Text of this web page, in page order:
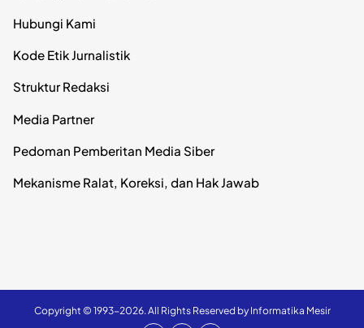
Hubungi Kami
Kode Etik Jurnalistik
Struktur Redaksi
Media Partner
Pedoman Pemberitan Media Siber
Mekanisme Ralat, Koreksi, dan Hak Jawab
Copyright © 1993-2026. All Rights Reserved by Informatika Mesir